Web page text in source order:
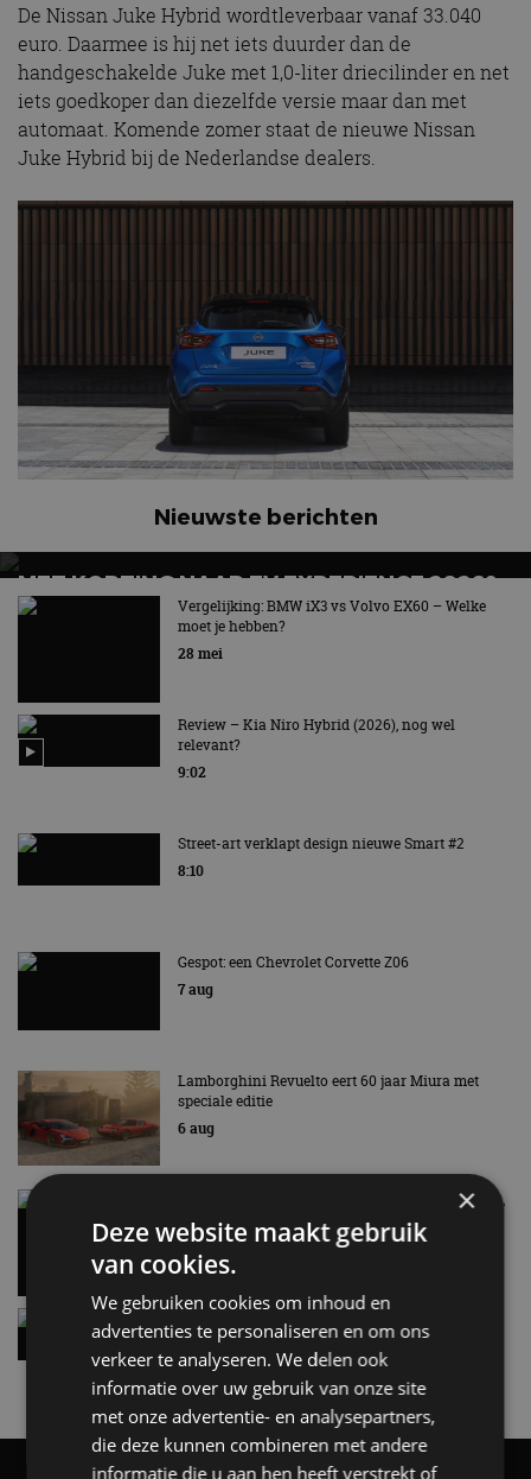
De Nissan Juke Hybrid wordtleverbaar vanaf 33.040
euro. Daarmee is hij net iets duurder dan de
handgeschakelde Juke met 1,0-liter driecilinder en net
iets goedkoper dan diezelfde versie maar dan met
automaat. Komende zomer staat de nieuwe Nissan
Juke Hybrid bij de Nederlandse dealers.
Nieuwste berichten
MET KORTING NAAR EV EXPERIENCE 2026?
AUTORAI REGELT HET!
EV Experience 2026 van 24 tot 26 september
Vergelijking: BMW iX3 vs Volvo EX60 – Welke
moet je hebben?
28 mei
Review – Kia Niro Hybrid (2026), nog wel
relevant?
9:02
Street-art verklapt design nieuwe Smart #2
8:10
Gespot: een Chevrolet Corvette Z06
7 aug
Lamborghini Revuelto eert 60 jaar Miura met
speciale editie
6 aug
Carbon fibre op je laadkabel: nergens voor nodig,
en precies daarom geweldig
5 aug
handbak: soms is eenvoud leuker
5 aug
×
Deze website maakt gebruik
van cookies.
We gebruiken cookies om inhoud en
advertenties te personaliseren en om ons
verkeer te analyseren. We delen ook
informatie over uw gebruik van onze site
met onze advertentie- en analysepartners,
die deze kunnen combineren met andere
informatie die u aan hen heeft verstrekt of